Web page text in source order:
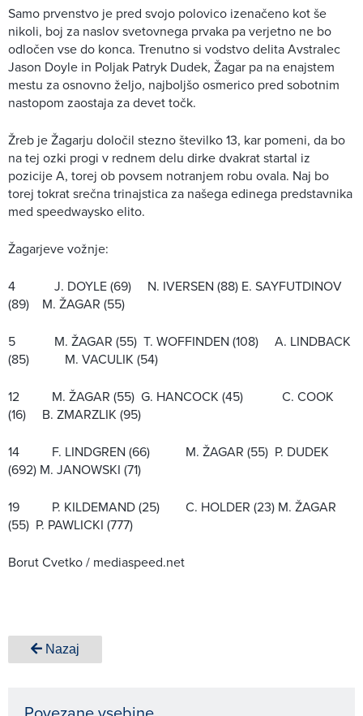
Samo prvenstvo je pred svojo polovico izenačeno kot še
nikoli, boj za naslov svetovnega prvaka pa verjetno ne bo
odločen vse do konca. Trenutno si vodstvo delita Avstralec
Jason Doyle in Poljak Patryk Dudek, Žagar pa na enajstem
mestu za osnovno željo, najboljšo osmerico pred sobotnim
nastopom zaostaja za devet točk.
Žreb je Žagarju določil stezno številko 13, kar pomeni, da bo
na tej ozki progi v rednem delu dirke dvakrat startal iz
pozicije A, torej ob povsem notranjem robu ovala. Naj bo
torej tokrat srečna trinajstica za našega edinega predstavnika
med speedwaysko elito.
Žagarjeve vožnje:
4 J. DOYLE (69) N. IVERSEN (88) E. SAYFUTDINOV
(89) M. ŽAGAR (55)
5 M. ŽAGAR (55) T. WOFFINDEN (108) A. LINDBACK
(85) M. VACULIK (54)
12 M. ŽAGAR (55) G. HANCOCK (45) C. COOK
(16) B. ZMARZLIK (95)
14 F. LINDGREN (66) M. ŽAGAR (55) P. DUDEK
(692) M. JANOWSKI (71)
19 P. KILDEMAND (25) C. HOLDER (23) M. ŽAGAR
(55) P. PAWLICKI (777)
Borut Cvetko / mediaspeed.net
Nazaj